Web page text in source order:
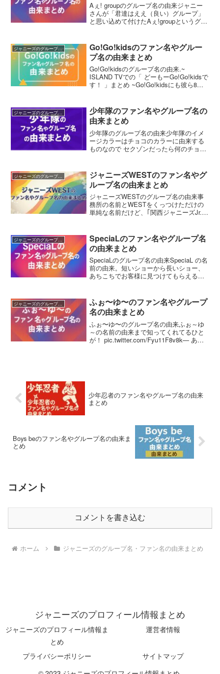
Aぇ! groupのグループ名の由来ジャニー
さんが「君達はええ（良い）グループ」
と思い込めて付けたAぇ!groupというグル
てもらえるのを聞いて名前のインパクト
も関西感...
ジャニーズのグループ名・ファン名の由来まとめ
Go!Go!kidsのファン名やグルー
プ名の由来まとめ
Go!Go!kidsのグループ名の由来.~
ISLAND TVでの「 どーもーGo!Go!kidsで
す！ 」まとめ ~Go!Go!kidsにも彼ら8人
いが実現しています...
ジャニーズのグループ名・ファン名の由来まとめ
少年隊のファン名やグループ名の
由来まとめ
少年隊のグループ名の由来少年隊のイメ
ージカラーはチョコのカラーに由来する
ものなので セクゾンだったら何のチョコ
(@marimo_umano) February 1...
ジャニーズのグループ名・ファン名の由来まとめ
ジャニーズWESTのファン名やグ
ループ名の由来まとめ
ジャニーズWESTのグループ名の由来事
務所の名前とWESTをくっつけただけの
単純な名前だけど、｢関西ジャニーズJr.｣
ズWEST｣として、一目見てわかるよう
に、西のジ...
ジャニーズのグループ名・ファン名の由来まとめ
SpeciaLのファン名やグループ名
の由来まとめ
SpeciaLのグループ名の由来SpeciaL の名
前の由来。短いショーから長いショー、
あちこちでお客様に見つけてもらえるよ
㊗️#僕らの千年🎬-10.27公開 (@...
ジャニーズのグループ名・ファン名の由来まとめ
ふぉ〜ゆ〜のファン名やグループ
名の由来まとめ
ふぉ〜ゆ〜のグループ名の由来ふぉ～ゆ
～の名前の由来まで知ってくれてるひと
が！ pic.twitter.com/Fyu11F8v8k— あや
少年忍者のファン名やグループ名の由来
まとめ
Boys beのファン名やグループ名の由来ま
とめ
コメント
コメントを書き込む
ホーム ジャニーズのグループ名・ファン名の由来まとめ
ジャニーズのプロフィール情報まとめ
ジャニーズのプロフィール情報ま
とめ
運営者情報
プライバシーポリシー
サイトマップ